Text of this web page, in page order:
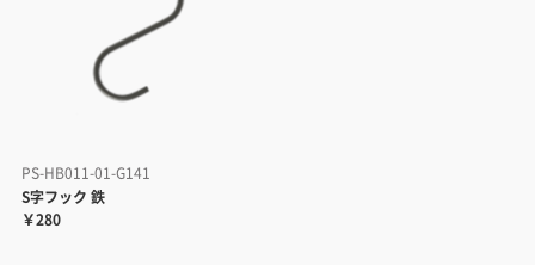
PS-HB011-01-G141
S字フック 鉄
￥280